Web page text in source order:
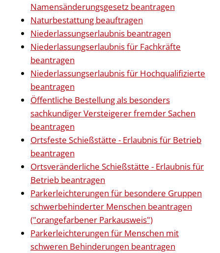
Namensänderungsgesetz beantragen
Naturbestattung beauftragen
Niederlassungserlaubnis beantragen
Niederlassungserlaubnis für Fachkräfte
beantragen
Niederlassungserlaubnis für Hochqualifizierte
beantragen
Öffentliche Bestellung als besonders
sachkundiger Versteigerer fremder Sachen
beantragen
Ortsfeste Schießstätte - Erlaubnis für Betrieb
beantragen
Ortsveränderliche Schießstätte - Erlaubnis für
Betrieb beantragen
Parkerleichterungen für besondere Gruppen
schwerbehinderter Menschen beantragen
("orangefarbener Parkausweis")
Parkerleichterungen für Menschen mit
schweren Behinderungen beantragen